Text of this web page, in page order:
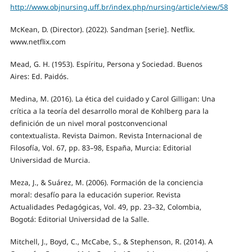
http://www.objnursing.uff.br/index.php/nursing/article/view/
McKean, D. (Director). (2022). Sandman [serie]. Netflix.
www.netflix.com
Mead, G. H. (1953). Espíritu, Persona y Sociedad. Buenos
Aires: Ed. Paidós.
Medina, M. (2016). La ética del cuidado y Carol Gilligan: Una
crítica a la teoría del desarrollo moral de Kohlberg para la
definición de un nivel moral postconvencional
contextualista. Revista Daimon. Revista Internacional de
Filosofía, Vol. 67, pp. 83–98, España, Murcia: Editorial
Universidad de Murcia.
Meza, J., & Suárez, M. (2006). Formación de la conciencia
moral: desafío para la educación superior. Revista
Actualidades Pedagógicas, Vol. 49, pp. 23–32, Colombia,
Bogotá: Editorial Universidad de la Salle.
Mitchell, J., Boyd, C., McCabe, S., & Stephenson, R. (2014). A